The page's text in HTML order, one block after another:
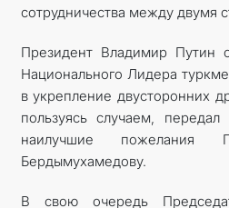
сотрудничества между двумя
Президент Владимир Путин
Национального Лидера
в укрепление двусторонних
пользуясь случаем,
наилучшие пожелания
Бердымухамедову.
В свою очередь